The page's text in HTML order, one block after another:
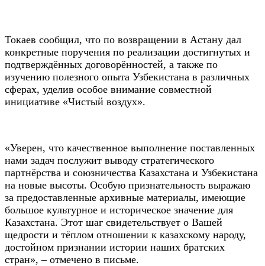
Токаев сообщил, что по возвращении в Астану дал
конкретные поручения по реализации достигнутых и
подтверждённых договорённостей, а также по
изучению полезного опыта Узбекистана в различных
сферах, уделив особое внимание совместной
инициативе «Чистый воздух».
«Уверен, что качественное выполнение поставленных
нами задач послужит выводу стратегического
партнёрства и союзничества Казахстана и Узбекистана
на новые высоты. Особую признательность выражаю
за предоставленные архивные материалы, имеющие
большое культурное и историческое значение для
Казахстана. Этот шаг свидетельствует о Вашей
щедрости и тёплом отношении к казахскому народу,
достойном признании истории наших братских
стран», – отмечено в письме.